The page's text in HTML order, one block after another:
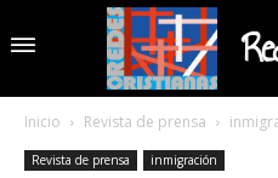
Inicio Revista de prensa
Revista de prensa inmigración